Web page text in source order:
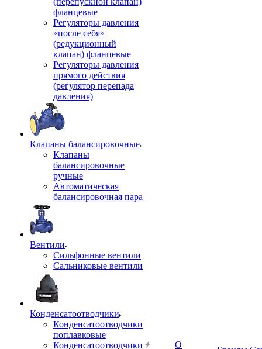
фланцевые
Регуляторы давления
«после себя»
(редукционный
клапан) фланцевые
Регуляторы давления
прямого действия
(регулятор перепада
давления)
Клапаны балансировочные
Клапаны
балансировочные
ручные
Автоматическая
балансировочная пара
Вентили
Сильфонные вентили
Сальниковые вентили
Конденсатоотводчики
Конденсатоотводчики
поплавковые
Конденсатоотводчики
О